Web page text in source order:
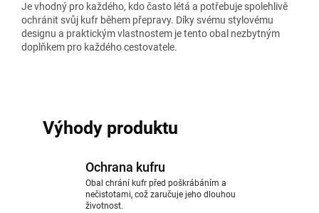
Je vhodný pro každého, kdo často létá a potřebuje spolehlivě
ochránit svůj kufr během přepravy. Díky svému stylovému
designu a praktickým vlastnostem je tento obal nezbytným
doplňkem pro každého cestovatele.
Výhody produktu
Ochrana kufru
Obal chrání kufr před poškrábáním a
nečistotami, což zaručuje jeho dlouhou
životnost.